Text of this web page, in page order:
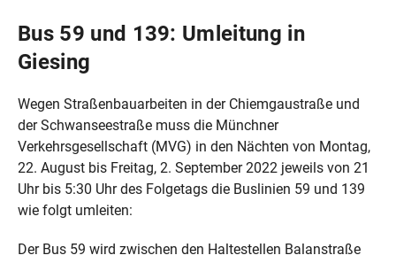
Bus 59 und 139: Umleitung in
Giesing
Wegen Straßenbauarbeiten in der Chiemgaustraße und
der Schwanseestraße muss die Münchner
Verkehrsgesellschaft (MVG) in den Nächten von Montag,
22. August bis Freitag, 2. September 2022 jeweils von 21
Uhr bis 5:30 Uhr des Folgetags die Buslinien 59 und 139
wie folgt umleiten:
Der Bus 59 wird zwischen den Haltestellen Balanstraße